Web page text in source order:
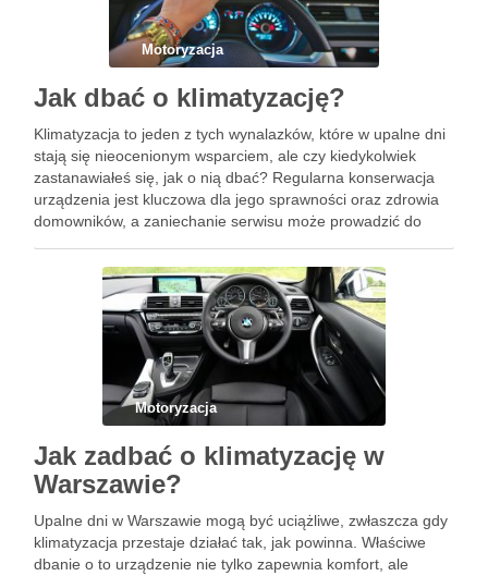
Motoryzacja
Jak dbać o klimatyzację?
Klimatyzacja to jeden z tych wynalazków, które w upalne dni
stają się nieocenionym wsparciem, ale czy kiedykolwiek
zastanawiałeś się, jak o nią dbać? Regularna konserwacja
urządzenia jest kluczowa dla jego sprawności oraz zdrowia
domowników, a zaniechanie serwisu może prowadzić do
często przeprowadzać przegląd, jakie …
Motoryzacja
Jak zadbać o klimatyzację w
Warszawie?
Upalne dni w Warszawie mogą być uciążliwe, zwłaszcza gdy
klimatyzacja przestaje działać tak, jak powinna. Właściwe
dbanie o to urządzenie nie tylko zapewnia komfort, ale